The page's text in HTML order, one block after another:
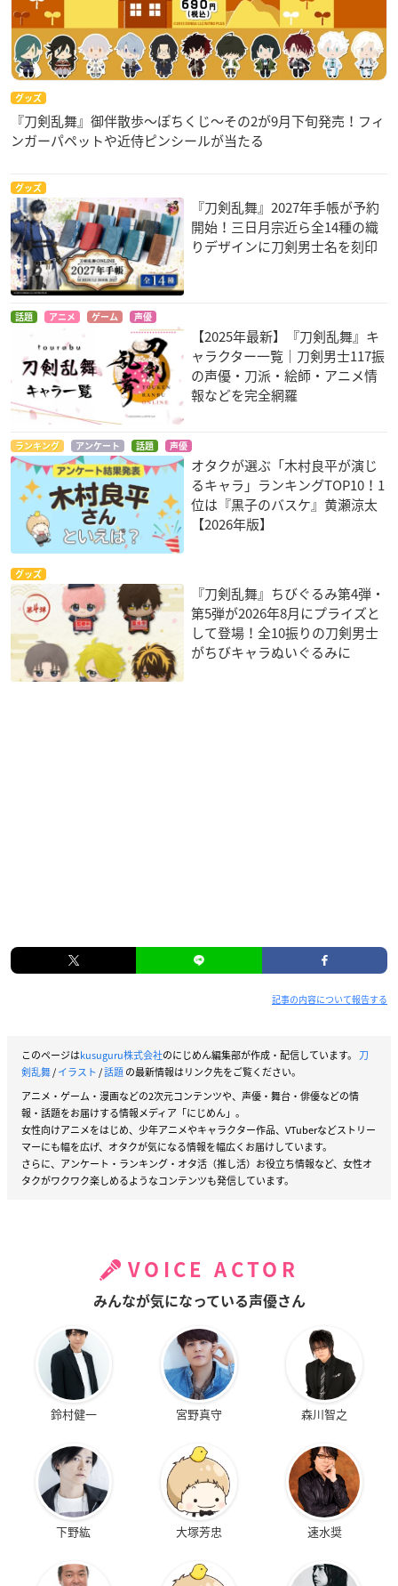
グッズ
『刀剣乱舞』御伴散歩～ぽちくじ～その2が9月下旬発売！フィ
ンガーパペットや近侍ピンシールが当たる
グッズ
『刀剣乱舞』2027年手帳が予約
開始！三日月宗近ら全14種の織
りデザインに刀剣男士名を刻印
話題 アニメ ゲーム 声優
【2025年最新】『刀剣乱舞』キ
ャラクター一覧｜刀剣男士117振
の声優・刀派・絵師・アニメ情
報などを完全網羅
ランキング アンケート 話題 声優
オタクが選ぶ「木村良平が演じ
るキャラ」ランキングTOP10！1
位は『黒子のバスケ』黄瀬涼太
【2026年版】
グッズ
『刀剣乱舞』ちびぐるみ第4弾・
第5弾が2026年8月にプライズと
して登場！全10振りの刀剣男士
がちびキャラぬいぐるみに
記事の内容について報告する
このページはkusuguru株式会社のにじめん編集部が作成・配信しています。 刀
剣乱舞/イラスト /話題の最新情報はリンク先をご覧ください。
アニメ・ゲーム・漫画などの2次元コンテンツや、声優・舞台・俳優などの情
報・話題をお届けする情報メディア「にじめん」。
女性向けアニメをはじめ、少年アニメやキャラクター作品、VTuberなどストリー
マーにも幅を広げ、オタクが気になる情報を幅広くお届けしています。
さらに、アンケート・ランキング・オタ活（推し活）お役立ち情報など、女性オ
タクがワクワク楽しめるようなコンテンツも発信しています。
VOICE ACTOR
みんなが気になっている声優さん
鈴村健一 宮野真守 森川智之
下野紘 大塚芳忠 速水奨